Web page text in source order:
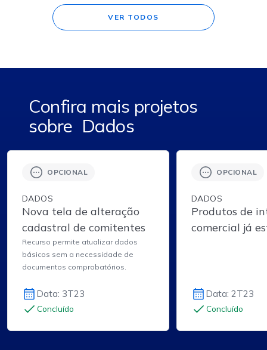
Confira mais projetos
sobre Dados
OPCIONAL
DADOS
Nova tela de alteração
cadastral de comitentes
Recurso permite atualizar dados
básicos sem a necessidade de
documentos comprobatórios.
Data: 3T23
Concluído
OPCIONAL
DADOS
Produtos de
comercial já
Data: 2T23
Concluído